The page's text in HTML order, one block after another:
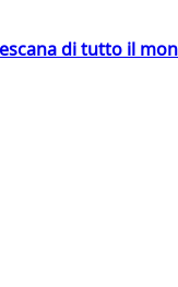
di tutto il